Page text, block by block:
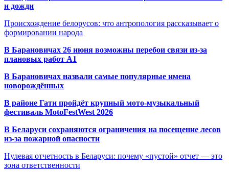
и дожди
Происхождение белорусов: что антропология рассказывает о
формировании народа
В Барановичах 26 июня возможны перебои связи из-за
плановых работ A1
В Барановичах назвали самые популярные имена
новорождённых
В районе Гати пройдёт крупный мото-музыкальный
фестиваль MotoFestWest 2026
В Беларуси сохраняются ограничения на посещение лесов
из-за пожарной опасности
Нулевая отчетность в Беларуси: почему «пустой» отчет — это
зона ответственности